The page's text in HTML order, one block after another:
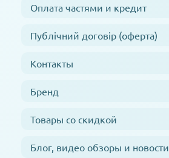
Оплата частями и кредит
Публічний договір (оферта)
Контакты
Бренд
Товары со скидкой
Блог, видео обзоры и новости